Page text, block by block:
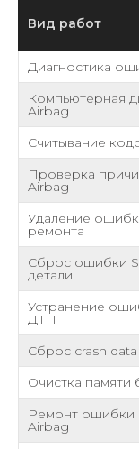
Вид работ
Диагностика
Компьютерная
Airbag
Считывание
Проверка
Airbag
Удаление
ремонта
Сброс ошибки
детали
Устранение
ДТП
Сброс crash
Очистка памяти
Ремонт ошибки
Airbag